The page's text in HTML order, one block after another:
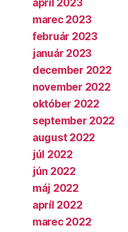
apríl 2023
marec 2023
február 2023
január 2023
december 2022
november 2022
október 2022
september 2022
august 2022
júl 2022
jún 2022
máj 2022
apríl 2022
marec 2022